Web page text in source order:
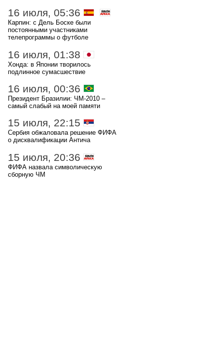
16 июля, 05:36
Карпин: с Дель Боске были
постоянными участниками
телепрограммы о футболе
16 июля, 01:38
Хонда: в Японии творилось
подлинное сумасшествие
16 июля, 00:36
Президент Бразилии: ЧМ-2010 –
самый слабый на моей памяти
15 июля, 22:15
Сербия обжаловала решение ФИФА
о дисквалификации Антича
15 июля, 20:36
ФИФА назвала символическую
сборную ЧМ